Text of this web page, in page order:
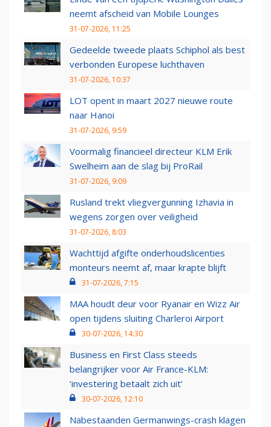
neemt afscheid van Mobile Lounges
31-07-2026, 11:25
Gedeelde tweede plaats Schiphol als best
verbonden Europese luchthaven
31-07-2026, 10:37
LOT opent in maart 2027 nieuwe route
naar Hanoi
31-07-2026, 9:59
Voormalig financieel directeur KLM Erik
Swelheim aan de slag bij ProRail
31-07-2026, 9:09
Rusland trekt vliegvergunning Izhavia in
wegens zorgen over veiligheid
31-07-2026, 8:03
Wachttijd afgifte onderhoudslicenties
monteurs neemt af, maar krapte blijft
31-07-2026, 7:15
MAA houdt deur voor Ryanair en Wizz Air
open tijdens sluiting Charleroi Airport
30-07-2026, 14:30
Business en First Class steeds
belangrijker voor Air France-KLM:
‘investering betaalt zich uit’
30-07-2026, 12:10
Nabestaanden Germanwings-crash klagen